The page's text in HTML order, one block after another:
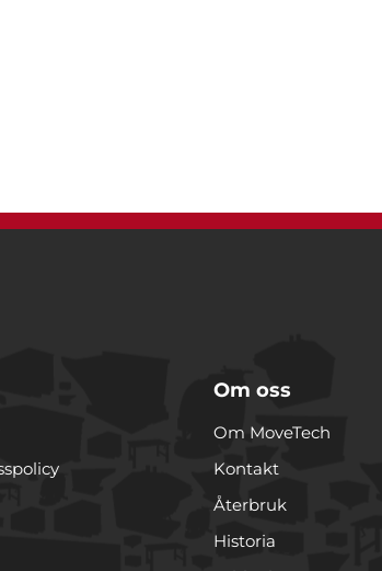
Om oss
Om MoveTech
Kontakt
Återbruk
Historia